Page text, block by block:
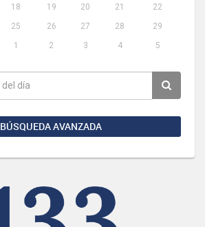
18 19 20 21
22
25 26 27 28
29
1 2 3 4 5
BÚSQUEDA AVANZADA